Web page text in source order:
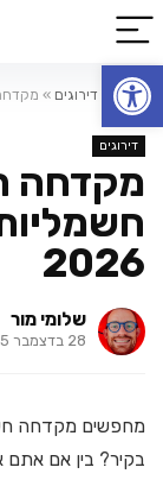
פתח סרגל נגישות
ראשי דירוגים » מקדחה חשמלית: 11
דירוגים
2026
שלומי מור
28 בדצמבר 2025
מחפשים מקדחה
בקיר? בין אם אתם